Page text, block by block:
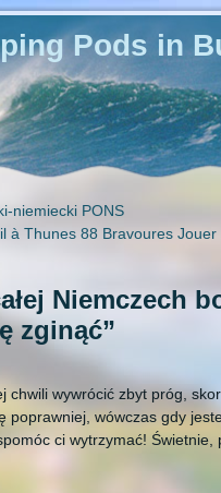
Pods in
niemiecki PONS
à Thunes 88 Bravoures
Niemczech
zginąć”
chwili wywrócić zbyt próg,
poprawniej, wówczas gdy
ci wytrzymać! Świetnie,